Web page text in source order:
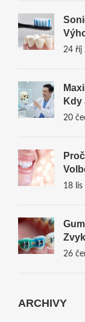
24 říj
Kdy
20
18 lis
26
ARCHIVY